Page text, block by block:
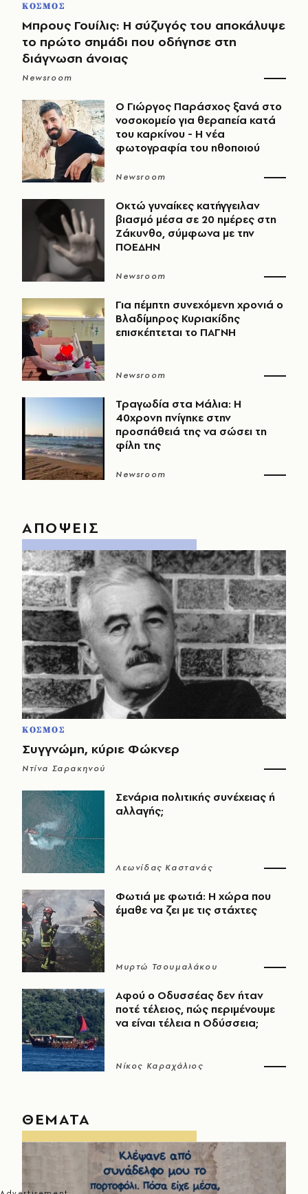
ΚΟΣΜΟΣ
Μπρους Γουίλις: Η σύζυγός του αποκάλυψε
το πρώτο σημάδι που οδήγησε στη
διάγνωση άνοιας
Newsroom
O Γιώργος Παράσχος ξανά στο
νοσοκομείο για θεραπεία κατά
του καρκίνου - Η νέα
φωτογραφία του ηθοποιού
Newsroom
Οκτώ γυναίκες κατήγγειλαν
βιασμό μέσα σε 20 ημέρες στη
Ζάκυνθο, σύμφωνα με την
ΠΟΕΔΗΝ
Newsroom
Για πέμπτη συνεχόμενη χρονιά ο
Βλαδίμηρος Κυριακίδης
επισκέπτεται το ΠΑΓΝΗ
Newsroom
Τραγωδία στα Μάλια: Η
40χρονη πνίγηκε στην
προσπάθειά της να σώσει τη
φίλη της
Newsroom
ΑΠΟΨΕΙΣ
ΚΟΣΜΟΣ
Συγγνώμη, κύριε Φώκνερ
Ντίνα Σαρακηνού
Σενάρια πολιτικής συνέχειας ή
αλλαγής;
Λεωνίδας Καστανάς
Φωτιά με φωτιά: Η χώρα που
έμαθε να ζει με τις στάχτες
Μυρτώ Τσουμαλάκου
Αφού ο Οδυσσέας δεν ήταν
ποτέ τέλειος, πώς περιμένουμε
να είναι τέλεια η Οδύσσεια;
Νίκος Καραχάλιος
ΘΕΜΑΤΑ